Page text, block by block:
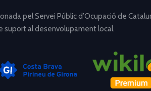
pel Servei Públic d’Ocupació de
suport al desenvolupament local.